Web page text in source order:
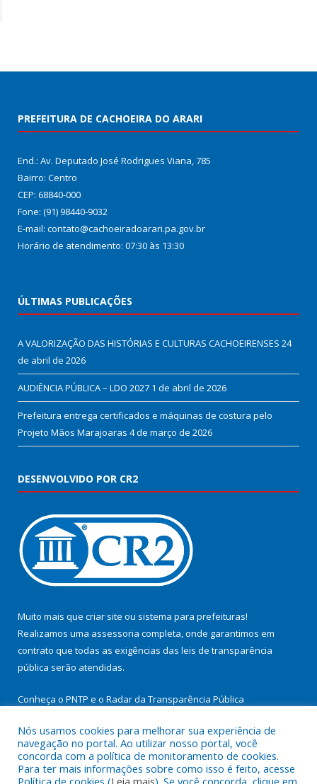
PREFEITURA DE CACHOEIRA DO ARARI
End.: Av. Deputado José Rodrigues Viana, 785
Bairro: Centro
CEP: 68840-000
Fone: (91) 98440-9032
E-mail: contato@cachoeiradoarari.pa.gov.br
Horário de atendimento: 07:30 às 13:30
ÚLTIMAS PUBLICAÇÕES
A VALORIZAÇÃO DAS HISTÓRIAS E CULTURAS CACHOEIRENSES 24
de abril de 2026
AUDIÊNCIA PÚBLICA – LDO 2027 1 de abril de 2026
Prefeitura entrega certificados e máquinas de costura pelo
Projeto Mãos Marajoaras 4 de março de 2026
DESENVOLVIDO POR CR2
Muito mais que criar site ou sistema para prefeituras!
Realizamos uma assessoria completa, onde garantimos em
contrato que todas as exigências das leis de transparência
pública serão atendidas.
Conheça o PNTP e o Radar da Transparência Pública
Todos os direitos reservados a Prefeitura Municipal de
Nós usamos cookies para melhorar sua experiência de
navegação no portal. Ao utilizar nosso portal, você
concorda com a política de monitoramento de cookies.
Para ter mais informações sobre como isso é feito, acesse
Política de cookies (Leia mais). Se você concorda, clique em